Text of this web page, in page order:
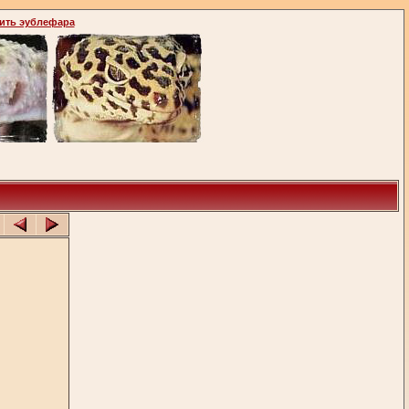
эублефара